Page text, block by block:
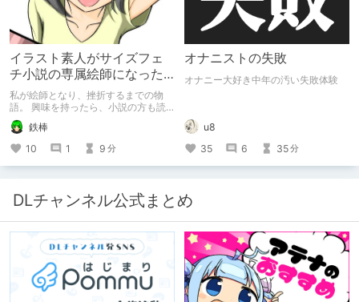
イラスト素人がサイズフェ
チ小説の専属絵師になった
お話
私が絵師となり、挫折するまでの物
語。 興味を持ったら、小説の方も読
んで欲しいなって感じ 私の絵を使っ
てくれてる小説書きさんのページＵＲ
Ｌ
https://www.pixiv.net/users/341489
73/novels?p=1
鉄棒
10
1 9 分
オナニストの失敗
オナニー大好き中年の汚い失敗体験
u8
35
6 35分
DLチャンネル公式まとめ